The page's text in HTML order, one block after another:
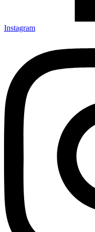
Instagram